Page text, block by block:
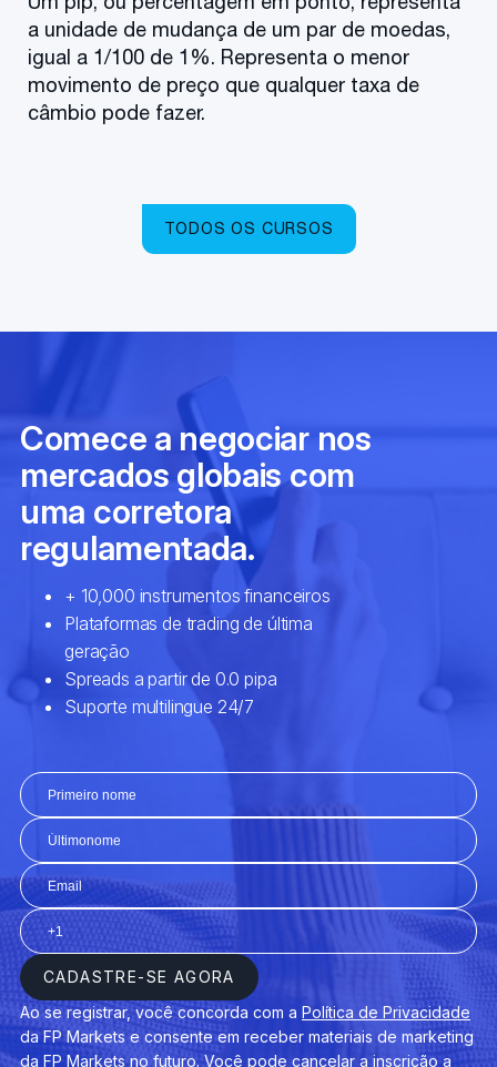
a unidade de mudança de um par de moedas,
igual a 1/100 de 1%. Representa o menor
movimento de preço que qualquer taxa de
câmbio pode fazer.
TODOS OS CURSOS